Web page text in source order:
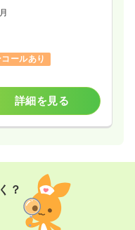
万円以上可
一時募集休止
詳細を見る
ールあり
詳細を見る
？